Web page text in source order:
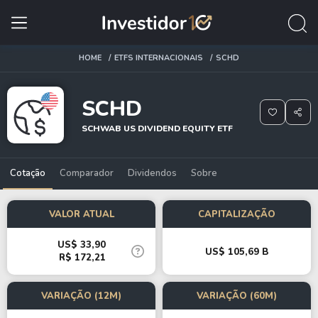
HOME ETFS INTERNACIONAIS SCHD
SCHD
SCHWAB US DIVIDEND EQUITY ETF
Cotação Comparador Dividendos Sobre
VALOR ATUAL
US$ 33,90
R$ 172,21
CAPITALIZAÇÃO
US$ 105,69 B
VARIAÇÃO (12M) VARIAÇÃO (60M)